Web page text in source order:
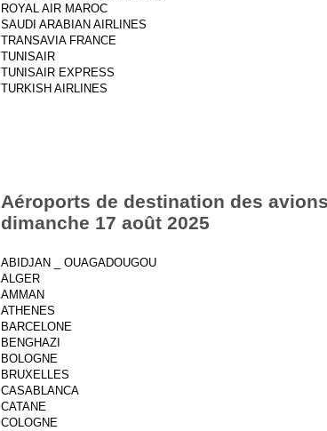
ROYAL AIR MAROC
SAUDI ARABIAN AIRLINES
TRANSAVIA FRANCE
TUNISAIR
TUNISAIR EXPRESS
TURKISH AIRLINES
Aéroports de destination des
dimanche 17 août 2025
ABIDJAN _ OUAGADOUGOU
ALGER
AMMAN
ATHENES
BARCELONE
BENGHAZI
BOLOGNE
BRUXELLES
CASABLANCA
CATANE
COLOGNE